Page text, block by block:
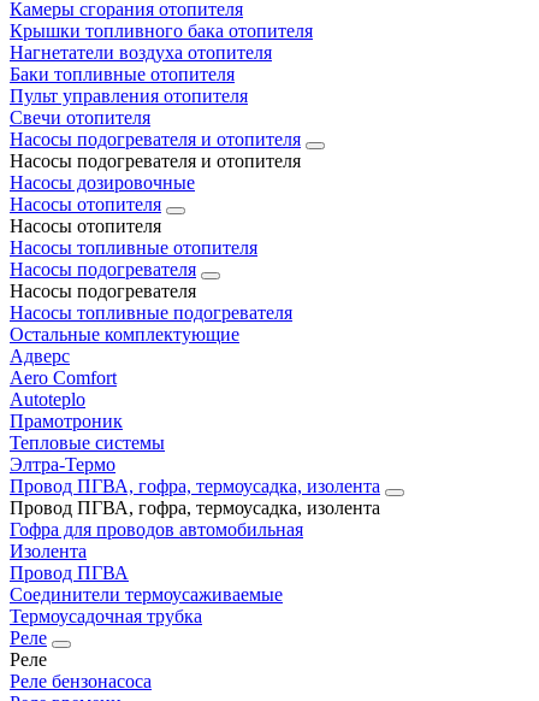
Камеры сгорания отопителя
Крышки топливного бака отопителя
Нагнетатели воздуха отопителя
Баки топливные отопителя
Пульт управления отопителя
Свечи отопителя
Насосы подогревателя и отопителя
Насосы подогревателя и отопителя
Насосы дозировочные
Насосы отопителя
Насосы отопителя
Насосы топливные отопителя
Насосы подогревателя
Насосы подогревателя
Насосы топливные подогревателя
Остальные комплектующие
Адверс
Aero Comfort
Autoteplo
Прамотроник
Тепловые системы
Элтра-Термо
Провод ПГВА, гофра, термоусадка, изолента
Провод ПГВА, гофра, термоусадка, изолента
Гофра для проводов автомобильная
Изолента
Провод ПГВА
Соединители термоусаживаемые
Термоусадочная трубка
Реле
Реле
Реле бензонасоса